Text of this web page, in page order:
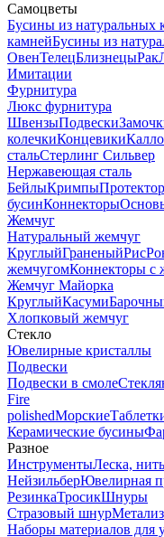
Самоцветы
Бусины из натуральных
камнейБусины из
ОвенТелецБлизнецыРак
Имитации
Фурнитура
Люкс фурнитура
ШвензыПодвески
колечкиКонцевики
стальСтерлинг Сильвер
Нержавеющая сталь
БейлыКримпы
бусинКоннекторы
Жемчуг
Натуральный жемчуг
КруглыйГраненыйРис
жемчугомКоннекторы с
Жемчуг Майорка
КруглыйКасуми
Хлопковый жемчуг
Стекло
Ювелирные кристаллы
Подвески
Подвески в смоле
Fire
polishedМорские
Керамические бусины
Разное
ИнструментыЛеска,
НейзильберЮвелирная
РезинкаТросикШнуры
Стразовый шнур
Наборы материалов для